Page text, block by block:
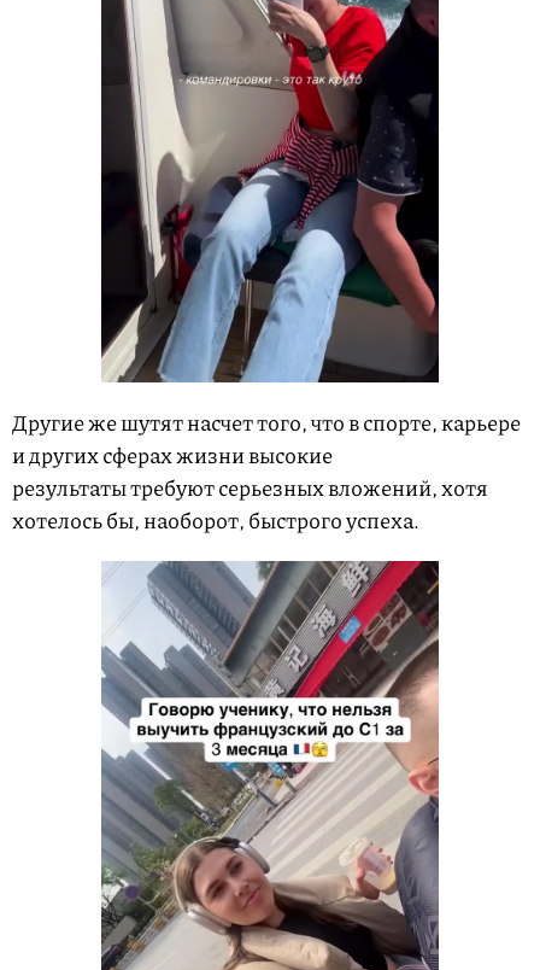
Другие же шутят насчет того, что в спорте, карьере
и других сферах жизни высокие
результаты требуют серьезных вложений, хотя
хотелось бы, наоборот, быстрого успеха.